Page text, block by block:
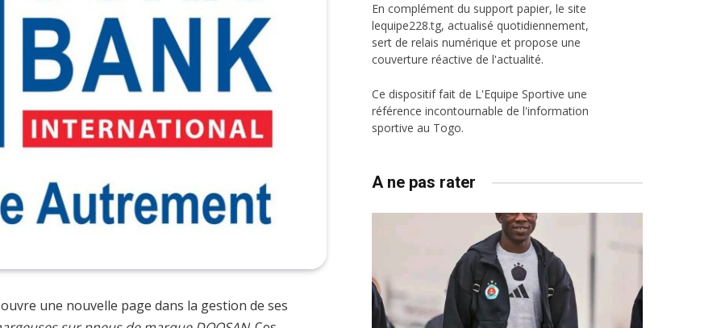
une nouvelle page dans la gestion de ses
En complément du support papier, le site
lequipe228.tg, actualisé quotidiennement,
sert de relais numérique et propose une
couverture réactive de l'actualité.
Ce dispositif fait de L'Equipe Sportive une
référence incontournable de l'information
sportive au Togo.
A ne pas rater